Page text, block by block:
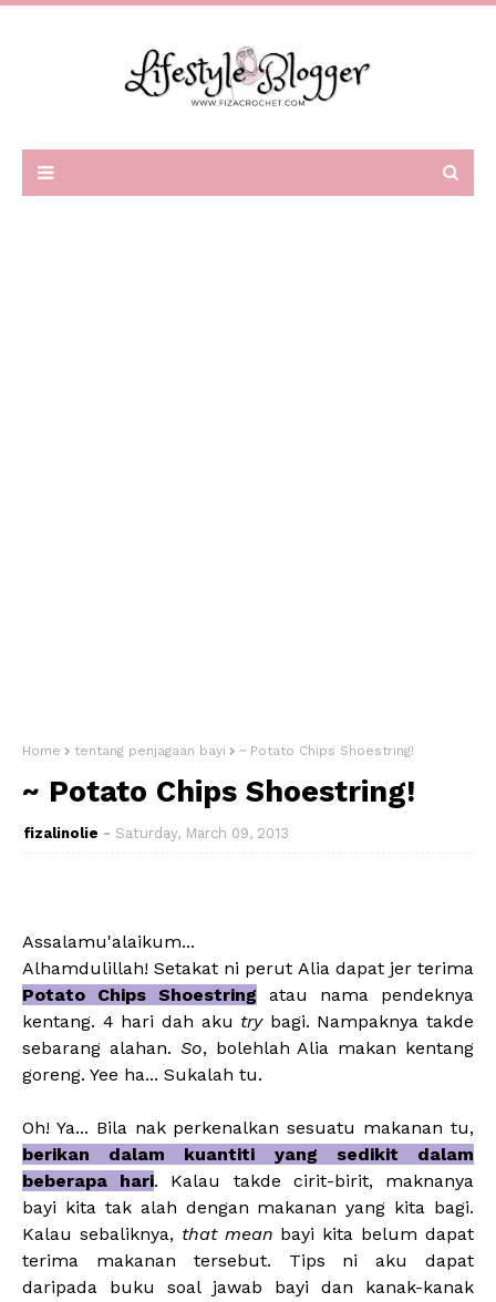
Home tentang penjagaan bayi ~ Potato Chips Shoestring!
~ Potato Chips Shoestring!
fizalinolie Saturday, March 09, 2013
Assalamu'alaikum...
Alhamdulillah! Setakat ni perut Alia dapat jer terima
Potato Chips Shoestring atau nama pendeknya
kentang. 4 hari dah aku trybagi. Nampaknya takde
sebarang alahan. So, bolehlah Alia makan kentang
goreng. Yee ha... Sukalah tu.
Oh! Ya... Bila nak perkenalkan sesuatu makanan tu,
berikan dalam kuantiti yang sedikit dalam
beberapa hari. Kalau takde cirit-birit, maknanya
bayi kita tak alah dengan makanan yang kita bagi.
Kalau sebaliknya, that mean bayi kita belum dapat
terima makanan tersebut. Tips ni aku dapat
daripada buku soal jawab bayi dan kanak-kanak